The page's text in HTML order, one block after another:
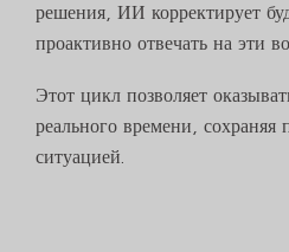
решения, ИИ корректирует
проактивно отвечать на эти
Этот цикл позволяет
реального времени, сохраняя
ситуацией.